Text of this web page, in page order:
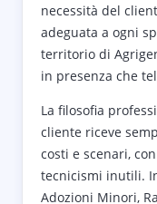
necessità del
adeguata a ogni
territorio di
in presenza che
La filosofia
cliente riceve
costi e scenari,
tecnicismi inutili.
Adozioni Minori,